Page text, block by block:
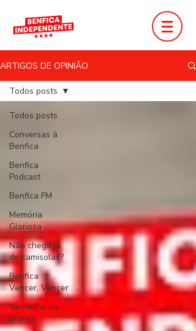
ARTIGOS DE OPINIÃO
Todos posts
Conversas à
Benfica
Benfica
Podcast
Benfica FM
Memória
Gloriosa
Não chega já
de camisolas?
Benfica
Vencer, Vencer
Vermelho no
branco
Todos posts